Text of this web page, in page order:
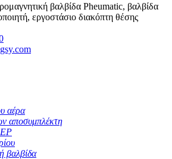
βαλβίδα Pheumatic, βαλβίδα
εργοστάσιο διακόπτη θέσης
αέρα
αποσυμπλέκτη
βαλβίδα